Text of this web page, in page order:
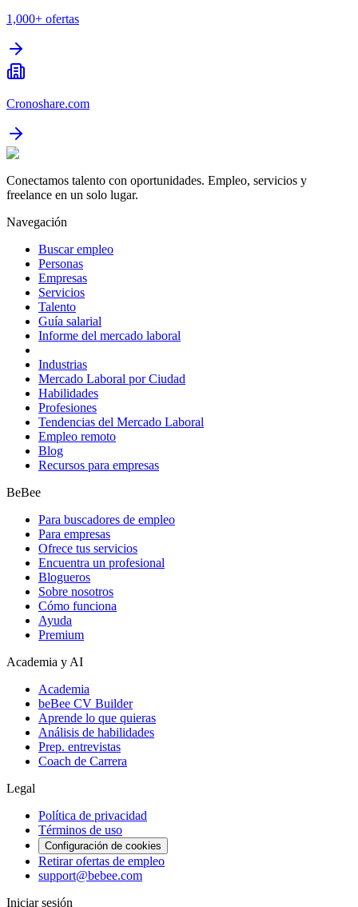
1,000+ ofertas
Cronoshare.com
Conectamos talento con oportunidades. Empleo, servicios y
freelance en un solo lugar.
Navegación
Buscar empleo
Personas
Empresas
Servicios
Talento
Guía salarial
Informe del mercado laboral
Industrias
Mercado Laboral por Ciudad
Habilidades
Profesiones
Tendencias del Mercado Laboral
Empleo remoto
Blog
Recursos para empresas
BeBee
Para buscadores de empleo
Para empresas
Ofrece tus servicios
Encuentra un profesional
Blogueros
Sobre nosotros
Cómo funciona
Ayuda
Premium
Academia y AI
Academia
beBee CV Builder
Aprende lo que quieras
Análisis de habilidades
Prep. entrevistas
Coach de Carrera
Legal
Política de privacidad
Términos de uso
Configuración de cookies
Retirar ofertas de empleo
support@bebee.com
Iniciar sesión